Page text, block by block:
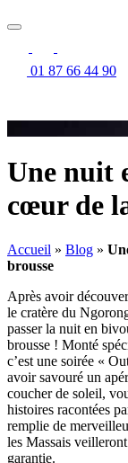
01 87 66 44 90
Une nuit
cœur de
Accueil » Blog »
brousse
Après avoir
le cratère du
passer la nuit en
brousse ! Monté
c’est une soirée «
avoir savouré un
coucher de soleil,
histoires racontées
remplie de
les Massais
garantie.